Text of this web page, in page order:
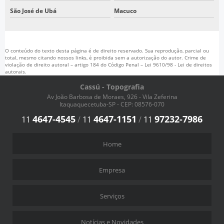
São José de Ubá Macuco
O conteúdo do texto desta página é de direito reservado. Sua reprodução, parcial ou
total, mesmo citando nossos links, é proibida sem a autorização do autor. Crime de
violação de direito autoral – artigo 184 do Código Penal – Lei 9610/98 - Lei de direitos
autorais.
Cassú - Topografia
Av João Barbosa de Moraes, 926 - Vila Zeferina
Itaquaquecetuba-SP - CEP: 08576-070
11 4647-4545/ 11 4647-1151 / 11 97232-7986
Home
Empresa
Serviços
Notícias e Novidades